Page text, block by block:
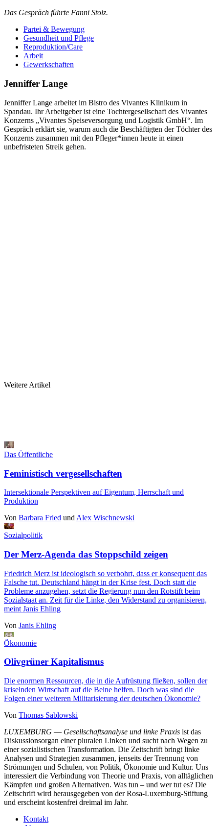
Das Gespräch führte Fanni Stolz.
Partei & Bewegung
Gesundheit und Pflege
Reproduktion/Care
Arbeit
Gewerkschaften
Jenniffer Lange
Jenniffer Lange arbeitet im Bistro des Vivantes Klinikum in
Spandau. Ihr Arbeitgeber ist eine Tochtergesellschaft des Vivantes
Konzerns „Vivantes Speiseversorgung und Logistik GmbH“. Im
Gespräch erklärt sie, warum auch die Beschäftigten der Töchter des
Konzerns zusammen mit den Pfleger*innen heute in einen
unbefristeten Streik gehen.
Weitere Artikel
Das Öffentliche
Feministisch vergesellschaften
Intersektionale Perspektiven auf Eigentum, Herrschaft und
Produktion
Von Barbara Fried und Alex Wischnewski
Sozialpolitik
Der Merz-Agenda das Stoppschild zeigen
Friedrich Merz ist ideologisch so verbohrt, dass er konsequent das
Falsche tut. Deutschland hängt in der Krise fest. Doch statt die
Probleme anzugehen, setzt die Regierung nun den Rotstift beim
Sozialstaat an. Zeit für die Linke, den Widerstand zu organisieren,
meint Janis Ehling
Von Janis Ehling
Ökonomie
Olivgrüner Kapitalismus
Die enormen Ressourcen, die in die Aufrüstung fließen, sollen der
kriselnden Wirtschaft auf die Beine helfen. Doch was sind die
Folgen einer weiteren Militarisierung der deutschen Ökonomie?
Von Thomas Sablowski
LUXEMBURG — Gesellschaftsanalyse und linke Praxis ist das
Diskussionsorgan einer pluralen Linken und sucht nach Wegen zu
einer sozialistischen Transformation. Die Zeitschrift bringt linke
Analysen und Strategien zusammen, jenseits der Trennung von
Strömungen und Schulen, von Politik, Ökonomie und Kultur. Uns
interessiert die Verbindung von Theorie und Praxis, von alltäglichen
Kämpfen und großen Alternativen. Was tun – und wer tut es? Die
Zeitschrift wird herausgegeben von der Rosa-Luxemburg-Stiftung
und erscheint kostenfrei dreimal im Jahr.
Kontakt